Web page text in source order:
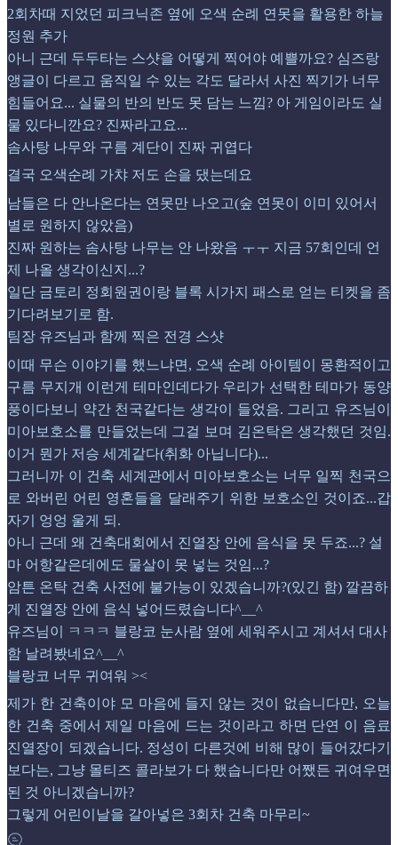
2회차때 지었던 피크닉존 옆에 오색 순례 연못을 활용한 하늘
정원 추가
아니 근데 두두타는 스샷을 어떻게 찍어야 예쁠까요? 심즈랑
앵글이 다르고 움직일 수 있는 각도 달라서 사진 찍기가 너무
힘들어요... 실물의 반의 반도 못 담는 느낌? 아 게임이라도 실
물 있다니깐요? 진짜라고요...
솜사탕 나무와 구름 계단이 진짜 귀엽다
결국 오색순례 가챠 저도 손을 댔는데요
남들은 다 안나온다는 연못만 나오고(숲 연못이 이미 있어서
별로 원하지 않았음)
진짜 원하는 솜사탕 나무는 안 나왔음 ㅜㅜ 지금 57회인데 언
제 나올 생각이신지...?
일단 금토리 정회원권이랑 블록 시가지 패스로 얻는 티켓을 좀
기다려보기로 함.
팀장 유즈님과 함께 찍은 전경 스샷
이때 무슨 이야기를 했느냐면, 오색 순례 아이템이 몽환적이고
구름 무지개 이런게 테마인데다가 우리가 선택한 테마가 동양
풍이다보니 약간 천국같다는 생각이 들었음. 그리고 유즈님이
미아보호소를 만들었는데 그걸 보며 김온탁은 생각했던 것임.
이거 뭔가 저승 세계같다(취화 아닙니다)...
그러니까 이 건축 세계관에서 미아보호소는 너무 일찍 천국으
로 와버린 어린 영혼들을 달래주기 위한 보호소인 것이죠...갑
자기 엉엉 울게 되.
아니 근데 왜 건축대회에서 진열장 안에 음식을 못 두죠...? 설
마 어항같은데에도 물살이 못 넣는 것임...?
암튼 온탁 건축 사전에 불가능이 있겠습니까?(있긴 함) 깔끔하
게 진열장 안에 음식 넣어드렸습니다^__^
유즈님이 ㅋㅋㅋ 블랑코 눈사람 옆에 세워주시고 계셔서 대사
함 날려봤네요^__^
블랑코 너무 귀여워 ><
제가 한 건축이야 모 마음에 들지 않는 것이 없습니다만, 오늘
한 건축 중에서 제일 마음에 드는 것이라고 하면 단연 이 음료
진열장이 되겠습니다. 정성이 다른것에 비해 많이 들어갔다기
보다는, 그냥 몰티즈 콜라보가 다 했습니다만 어쨌든 귀여우면
된 것 아니겠습니까?
그렇게 어린이날을 갈아넣은 3회차 건축 마무리~